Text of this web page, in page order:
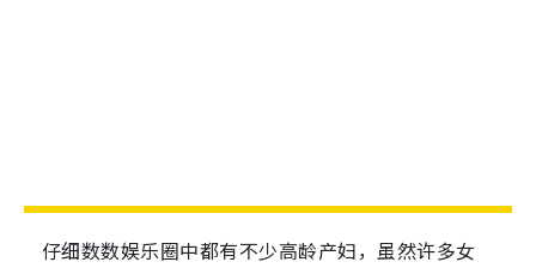
仔细数数娱乐圈中都有不少高龄产妇，虽然许多女